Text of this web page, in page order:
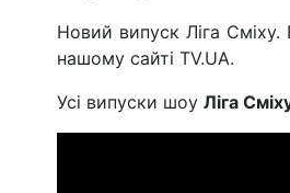
Новий випуск Ліга
нашому сайті TV.UA.
Усі випуски шоу Ліга